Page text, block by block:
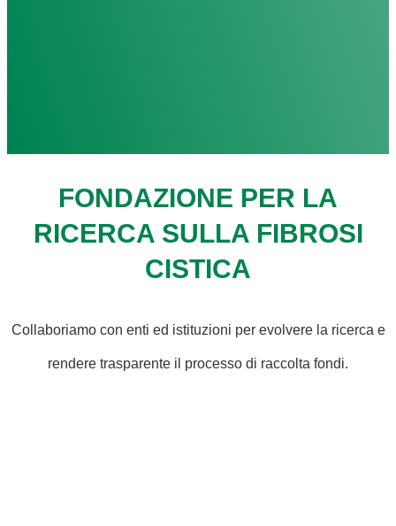
FONDAZIONE PER LA
RICERCA SULLA FIBROSI
CISTICA
Collaboriamo con enti ed istituzioni per evolvere la ricerca e
rendere trasparente il processo di raccolta fondi.